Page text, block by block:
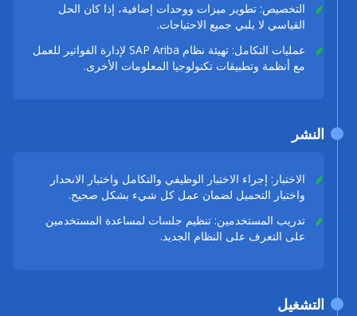
التخصيص: تطوير ميزات ووحدات إضافية، إذا كان الحل
القياسي لا يلبي جميع الاحتياجات.
عمليات التكامل: تهيئة نظام SAP Ariba لإدارة الفواتير للعمل
مع أنظمة وتطبيقات تكنولوجيا المعلومات الأخرى.
الاختبار: إجراء الاختبار الوظيفي والتكامل واختبار الانحدار
واختبار التحميل لضمان عمل كل شيء بشكل صحيح.
تدريب المستخدمين: تنظيم جلسات لمساعدة المستخدمين
على التعرف على النظام الجديد.
النشر
التشغيل